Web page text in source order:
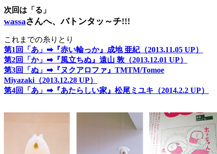
次回は 「る」
wassaさんへ、バトンタッ～チ!!!
これまでの糸りとり
第1回「あ」➡『赤い輪っか』成地 亜紀（2013.11.05 UP）
第2回「か」➡『風立ちぬ』遠山 敦（2013.12.01 UP）
第3回「ぬ」➡『ヌクアロファ』TMTM/Tomoe
Miyazaki（2013.12.28 UP）
第4回「あ」➡『あたらしい家』松尾ミユキ（2014.2.2 UP）